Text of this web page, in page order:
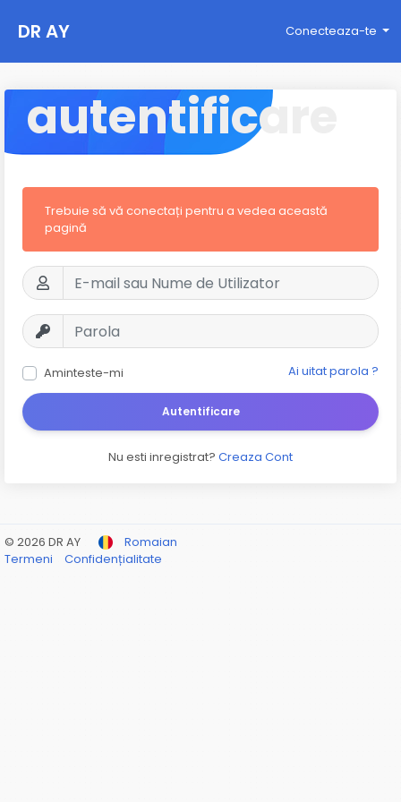
DR AY Conecteaza-te
autentificare
Trebuie să vă conectați pentru a vedea această
pagină
Aminteste-mi Ai uitat parola ?
Autentificare
Nu esti inregistrat? Creaza Cont
© 2026 DR AY
Romaian
Termeni
Confidențialitate